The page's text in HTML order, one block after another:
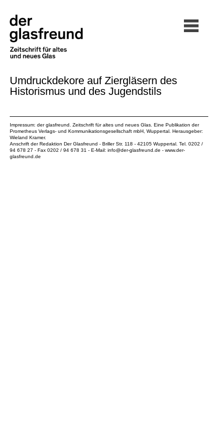
Umdruckdekore auf Ziergläsern des
Historismus und des Jugendstils
Impressum: der glasfreund. Zeitschrift für altes und neues Glas. Eine Publikation der
Prometheus Verlags- und Kommunikationsgesellschaft mbH , Wuppertal. Herausgeber:
Wieland Kramer.
Anschrift der Redaktion Der Glasfreund - Briller Str. 118 - 42105 Wuppertal. Tel. 0202 /
94 678 27 - Fax 0202 / 94 678 31 - E-Mail: info@der-glasfreund.de - www.der-
glasfreund.de